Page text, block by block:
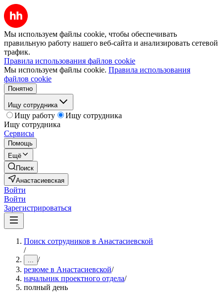
Мы используем файлы cookie, чтобы обеспечивать
правильную работу нашего веб-сайта и анализировать сетевой
трафик.
Правила использования файлов cookie
Мы используем файлы cookie. Правила использования
файлов cookie
Понятно
Ищу сотрудника
Ищу работу
Ищу сотрудника
Ищу сотрудника
Сервисы
Помощь
Ещё
Поиск
Анастасиевская
Войти
Войти
Зарегистрироваться
Поиск сотрудников в Анастасиевской
/
... /
резюме в Анастасиевской/
начальник проектного отдела/
полный день